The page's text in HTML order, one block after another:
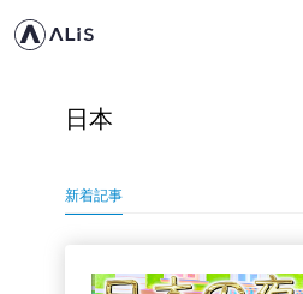
日本
新着記事